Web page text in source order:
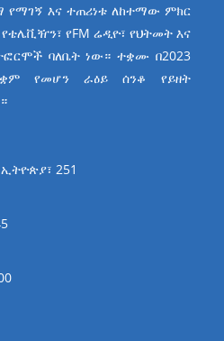
የማገኝ እና ተጠሪነቱ ለከተማው ምክር
የFM ሬዲዮ፣ የህትመት እና
ባለቤት ነው። ተቋሙ በ2023
የመሆን ራዕይ ሰንቆ የይዘት
251